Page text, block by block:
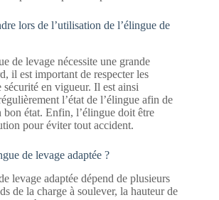
lors de l’utilisation de l’élingue de
de levage nécessite une grande
il est important de respecter les
sécurité en vigueur. Il est ainsi
l’état de l’élingue afin de
bon état. Enfin, l’élingue doit être
pour éviter tout accident.
de levage adaptée ?
levage adaptée dépend de plusieurs
de la charge à soulever, la hauteur de